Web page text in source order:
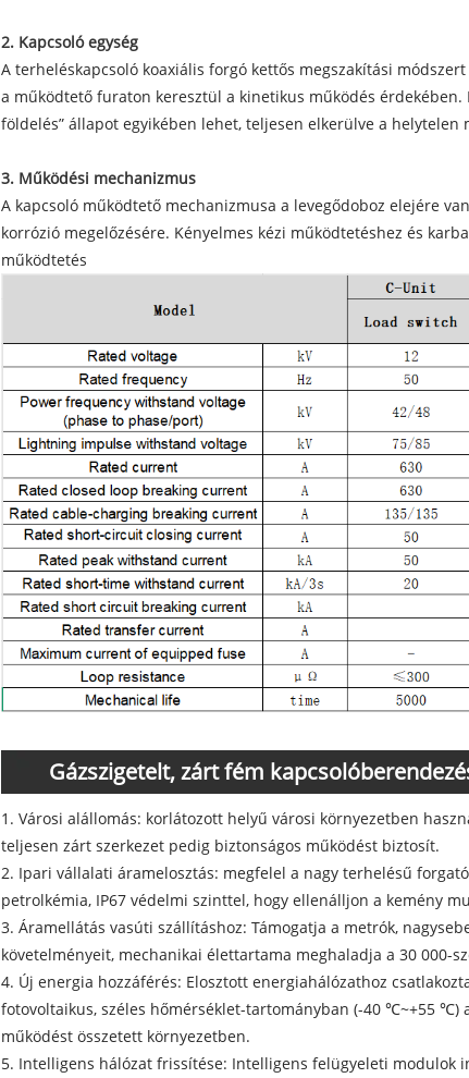
2. Kapcsoló egység
A terheléskapcsoló koaxiális forgó kettős megszakítási
a működtető furaton keresztül a kinetikus működés érdekében.
földelés” állapot egyikében lehet, teljesen elkerülve a helytelen
3. Működési mechanizmus
A kapcsoló működtető mechanizmusa a levegődoboz elejére
korrózió megelőzésére. Kényelmes kézi működtetéshez és
működtetés
Gázszigetelt, zárt fém
1. Városi alállomás: korlátozott helyű városi környezetben
teljesen zárt szerkezet pedig biztonságos működést biztosít.
2. Ipari vállalati áramelosztás: megfelel a nagy terhelésű
petrolkémia, IP67 védelmi szinttel, hogy ellenálljon a kemény
3. Áramellátás vasúti szállításhoz: Támogatja a metrók,
követelményeit, mechanikai élettartama meghaladja a 30 000-
4. Új energia hozzáférés: Elosztott energiahálózathoz
fotovoltaikus, széles hőmérséklet-tartományban (-40 ℃~+55 ℃)
működést összetett környezetben.
5. Intelligens hálózat frissítése: Intelligens felügyeleti modulok